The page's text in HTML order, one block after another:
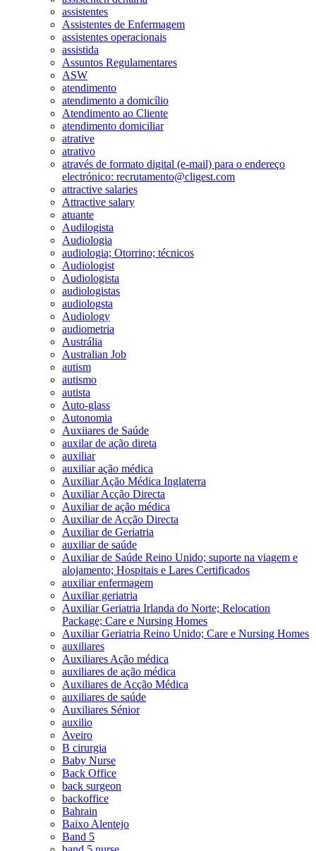
assistentes
Assistentes de Enfermagem
assistentes operacionais
assistida
Assuntos Regulamentares
ASW
atendimento
atendimento a domicílio
Atendimento ao Cliente
atendimento domiciliar
atrative
atrativo
através de formato digital (e-mail) para o endereço
electrónico: recrutamento@cligest.com
attractive salaries
Attractive salary
atuante
Audilogista
Audiologia
audiologia; Otorrino; técnicos
Audiologist
Audiologista
audiologistas
audiologsta
Audiology
audiometria
Austrália
Australian Job
autism
autismo
autista
Auto-glass
Autonomia
Auxiiares de Saúde
auxilar de ação direta
auxiliar
auxiliar ação médica
Auxiliar Ação Médica Inglaterra
Auxiliar Acção Directa
Auxiliar de ação médica
Auxiliar de Acção Directa
Auxiliar de Geriatria
auxiliar de saúde
Auxiliar de Saúde Reino Unido; suporte na viagem e
alojamento; Hospitais e Lares Certificados
auxiliar enfermagem
Auxiliar geriatria
Auxiliar Geriatria Irlanda do Norte; Relocation
Package; Care e Nursing Homes
Auxiliar Geriatria Reino Unido; Care e Nursing Homes
auxiliares
Auxiliares Ação médica
auxiliares de ação médica
Auxiliares de Acção Médica
auxiliares de saúde
Auxiliares Sénior
auxilio
Aveiro
B cirurgia
Baby Nurse
Back Office
back surgeon
backoffice
Bahrain
Baixo Alentejo
Band 5